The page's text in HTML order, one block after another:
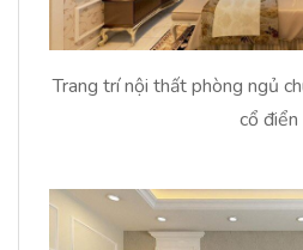
Trang trí nội thất phòng ngủ
cổ điển